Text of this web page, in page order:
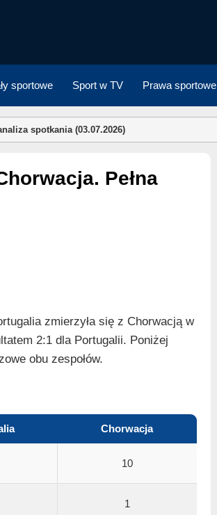
sportowe Sport w TV Prawa sportowe
spotkania (03.07.2026)
zmierzyła się z Chorwacją w
2:1 dla Portugalii. Poniżej
obu zespołów.
Chorwacja
10
1